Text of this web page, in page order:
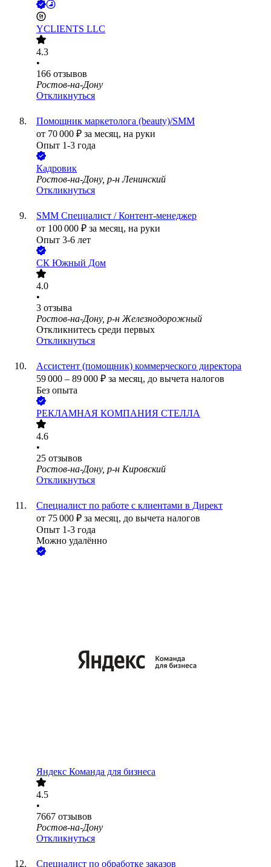
YCLIENTS LLC
4.3
•
166 отзывов
Ростов-на-Дону
Откликнуться
Помощник маркетолога (beauty)/SMM
от 70 000 ₽ за месяц, на руки
Опыт 1-3 года
Кадровик
Ростов-на-Дону, р-н Ленинский
Откликнуться
SMM Специалист / Контент-менеджер
от 100 000 ₽ за месяц, на руки
Опыт 3-6 лет
СК Южный Дом
4.0
•
3 отзыва
Ростов-на-Дону, р-н Железнодорожный
Откликнитесь среди первых
Откликнуться
Ассистент (помощник) коммерческого директора
59 000 – 89 000 ₽ за месяц, до вычета налогов
Без опыта
РЕКЛАМНАЯ КОМПАНИЯ СТЕЛЛА
4.6
•
25 отзывов
Ростов-на-Дону, р-н Кировский
Откликнуться
Специалист по работе с клиентами в Директ
от 75 000 ₽ за месяц, до вычета налогов
Опыт 1-3 года
Можно удалённо
Яндекс Команда для бизнеса
4.5
•
7667 отзывов
Ростов-на-Дону
Откликнуться
Специалист по обработке заказов